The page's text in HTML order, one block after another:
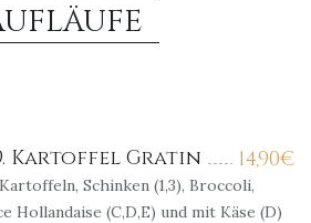
14,90€
Kartoffel Gratin
Schinken (1,3), Broccoli,
Hollandaise (C,D,E) und mit Käse (D)